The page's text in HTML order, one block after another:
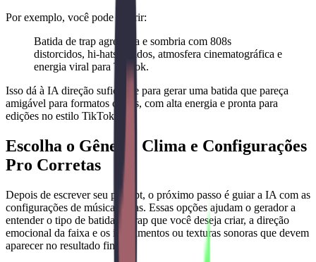
Por exemplo, você pode inserir:
Batida de trap agressiva e sombria com 808s
distorcidos, hi-hats rápidos, atmosfera cinematográfica e
energia viral para TikTok.
Isso dá à IA direção suficiente para gerar uma batida que pareça
amigável para formatos curtos, com alta energia e pronta para
edições no estilo TikTok.
Escolha o Gênero, Clima e Configurações
Pro Corretas
Depois de escrever seu prompt, o próximo passo é guiar a IA com as
configurações de música certas. Essas opções ajudam o gerador a
entender o tipo de batida de trap que você deseja criar, a direção
emocional da faixa e os instrumentos ou texturas sonoras que devem
aparecer no resultado final.